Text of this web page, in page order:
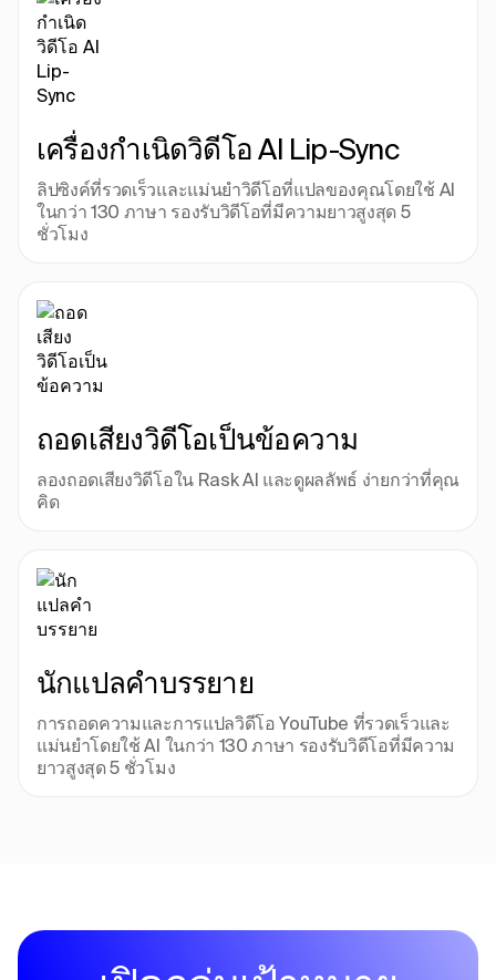
เครื่องกําเนิดวิดีโอ AI Lip-Sync
ลิปซิงค์ที่รวดเร็วและแม่นยําวิดีโอที่แปลของคุณโดยใช้ AI
ในกว่า 130 ภาษา รองรับวิดีโอที่มีความยาวสูงสุด 5
ชั่วโมง
ถอดเสียงวิดีโอเป็นข้อความ
ลองถอดเสียงวิดีโอใน Rask AI และดูผลลัพธ์ ง่ายกว่าที่คุณ
คิด
นักแปลคําบรรยาย
การถอดความและการแปลวิดีโอ YouTube ที่รวดเร็วและ
แม่นยําโดยใช้ AI ในกว่า 130 ภาษา รองรับวิดีโอที่มีความ
ยาวสูงสุด 5 ชั่วโมง